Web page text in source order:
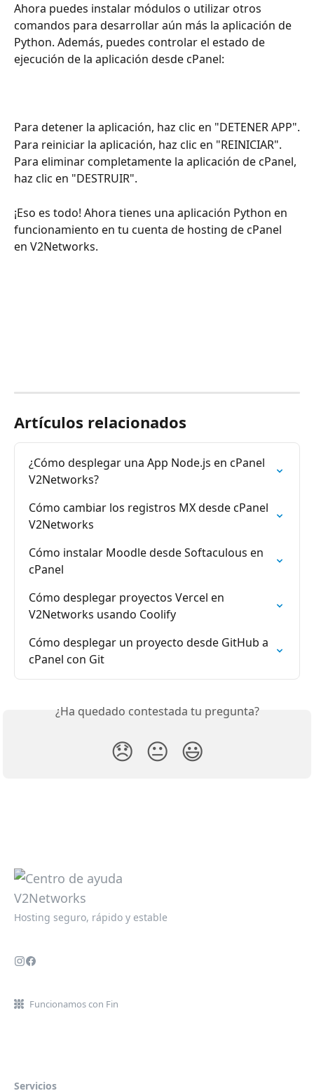
Ahora puedes instalar módulos o utilizar otros
comandos para desarrollar aún más la aplicación de
Python. Además, puedes controlar el estado de
ejecución de la aplicación desde cPanel:
Para detener la aplicación, haz clic en "DETENER APP".
Para reiniciar la aplicación, haz clic en "REINICIAR".
Para eliminar completamente la aplicación de cPanel,
haz clic en "DESTRUIR".
¡Eso es todo! Ahora tienes una aplicación Python en
funcionamiento en tu cuenta de hosting de cPanel
en V2Networks.
Artículos relacionados
¿Cómo desplegar una App Node.js en cPanel
V2Networks?
Cómo cambiar los registros MX desde cPanel
V2Networks
Cómo instalar Moodle desde Softaculous en
cPanel
Cómo desplegar proyectos Vercel en
V2Networks usando Coolify
Cómo desplegar un proyecto desde GitHub a
cPanel con Git
¿Ha quedado contestada tu pregunta?
😞 😐 😃
Hosting seguro, rápido y estable
Funcionamos con Fin
Servicios